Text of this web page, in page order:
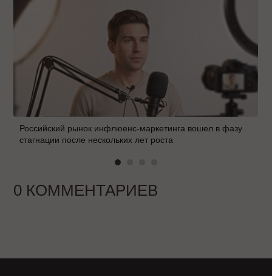
Российский рынок инфлюенс-маркетинга вошел в фазу
стагнации после нескольких лет роста
0 КОММЕНТАРИЕВ